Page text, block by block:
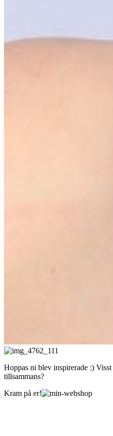
Hoppas ni blev inspirerade :)
tillsammans?
Kram på er!